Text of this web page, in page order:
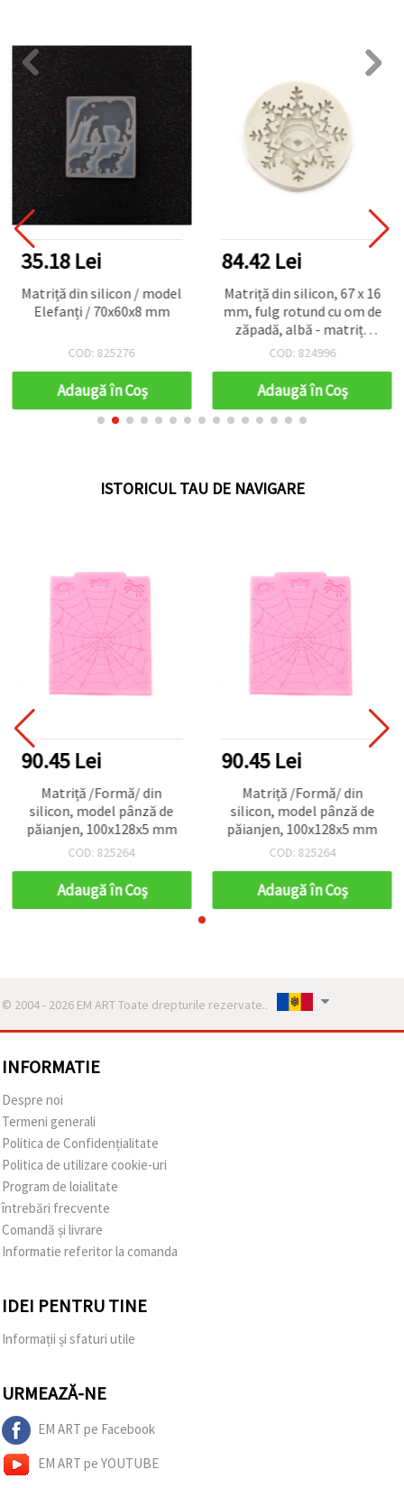
35.18 Lei
Matriță din silicon / model
Elefanți / 70x60x8 mm
COD: 825276
Adaugă în Coş
84.42 Lei
Matriță din silicon, 67 x 16
mm, fulg rotund cu om de
zăpadă, albă - matriță
flexibilă pentru rășină
polimerică, săpun, ceară -
turnare ornamente de
iarnă/Crăciun
COD: 824996
Adaugă în Coş
ISTORICUL TAU DE NAVIGARE
90.45 Lei
Matriță /Formă/ din
silicon, model pânză de
păianjen, 100x128x5 mm
COD: 825264
Adaugă în Coş
90.45 Lei
Matriță /Formă/ din
silicon, model pânză de
păianjen, 100x128x5 mm
COD: 825264
Adaugă în Coş
© 2004 - 2026 EM ART Toate drepturile rezervate..
INFORMATIE
Despre noi
Termeni generali
Politica de Confidențialitate
Politica de utilizare cookie-uri
Program de loialitate
întrebări frecvente
Comandă și livrare
Informatie referitor la comanda
IDEI PENTRU TINE
Informații și sfaturi utile
URMEAZĂ-NE
EM ART pe Facebook
EM ART pe YOUTUBE